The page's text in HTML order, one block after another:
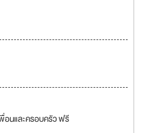
อนและครอบครัว ฟรี